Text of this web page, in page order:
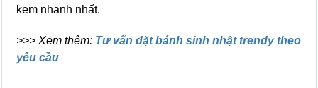
kem nhanh nhất.
>>> Xem thêm: Tư vấn đặt bánh sinh nhật trendy theo
yêu cầu